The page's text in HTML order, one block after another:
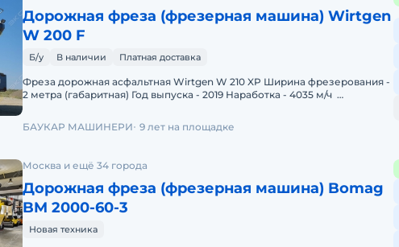
Дорожная фреза (фрезерная машина) Wirtgen
W 200 F
Б/у В наличии Платная доставка
Фреза дорожная асфальтная Wirtgen W 210 XP Ширина фрезерования -
2 метра (габаритная) Год выпуска - 2019 Наработка - 4035 м/ч
БАУКАР МАШИНЕРИ 9 лет на площадке
Москва и ещё 34 города
Дорожная фреза (фрезерная машина) Bomag
BM 2000-60-3
Новая техника